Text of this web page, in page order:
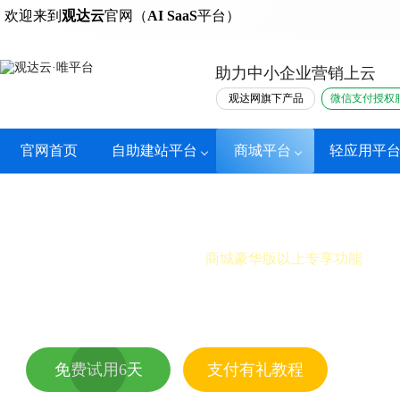
热门
欢迎来到 观达云官网（AI SaaS平台）
助力中小企业营销上云
官网首页 自助建站平台 商城平台 轻应用平台
观达网旗下产品 微信支付授权
商城豪华版以上专享功能
免费试用6天 支付有礼教程